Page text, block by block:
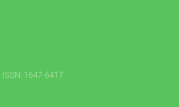
ISSN: 1647-6417